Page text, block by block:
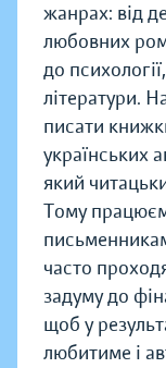
жанрах: від
любовних
до
літератури.
писати
українських
який
Тому
часто
задуму до
щоб у
любитиме і